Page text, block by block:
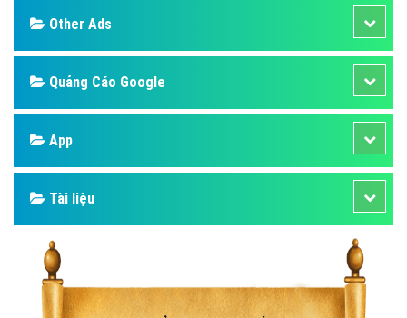
Other Ads
Quảng Cáo Google
App
Tài liệu